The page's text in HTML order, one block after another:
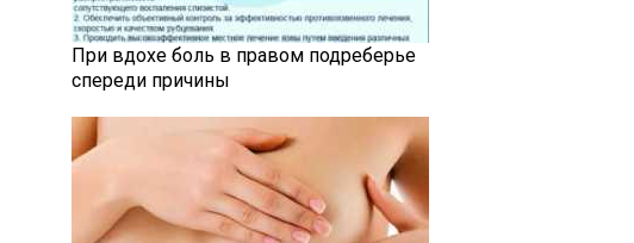
При вдохе боль в правом подреберье
спереди причины